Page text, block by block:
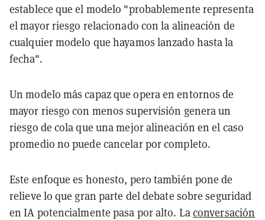
establece que el modelo "probablemente representa
el mayor riesgo relacionado con la alineación de
cualquier modelo que hayamos lanzado hasta la
fecha".
Un modelo más capaz que opera en entornos de
mayor riesgo con menos supervisión genera un
riesgo de cola que una mejor alineación en el caso
promedio no puede cancelar por completo.
Este enfoque es honesto, pero también pone de
relieve lo que gran parte del debate sobre seguridad
en IA potencialmente pasa por alto. La conversación